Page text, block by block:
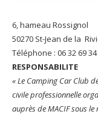
6, hameau Rossignol
50270 St-Jean de la
Téléphone : 06 32 69
RESPONSABILITE
« Le Camping Car Club
civile professionnelle
auprès de MACIF sous